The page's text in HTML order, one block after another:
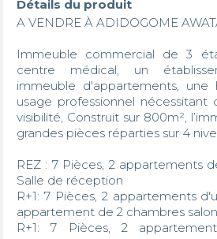
Détails du produit
A VENDRE À ADIDOGOME
Immeuble commercial de 3
centre médical, un
immeuble d'appartements,
usage professionnel nécessitant
visibilité, Construit sur 800m²,
grandes pièces réparties sur 4
REZ : 7 Pièces, 2 appartements
Salle de réception
R+1: 7 Pièces, 2 appartements
appartement de 2 chambres salon
R+1: 7 Pièces, 2